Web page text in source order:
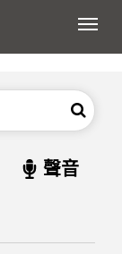
展
搜尋
聲音